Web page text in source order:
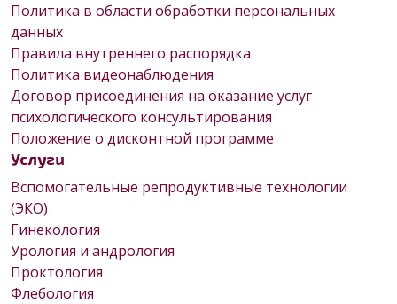
Политика в области обработки персональных
данных
Правила внутреннего распорядка
Политика видеонаблюдения
Договор присоединения на оказание услуг
психологического консультирования
Положение о дисконтной программе
Услуги
Вспомогательные репродуктивные технологии
(ЭКО)
Гинекология
Урология и андрология
Проктология
Флебология